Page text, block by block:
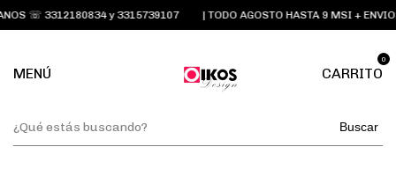
☏ 3312180834 y 3315739107 | TODO AGOSTO HASTA 9 MSI +
MENÚ CARRITO
0
Buscar